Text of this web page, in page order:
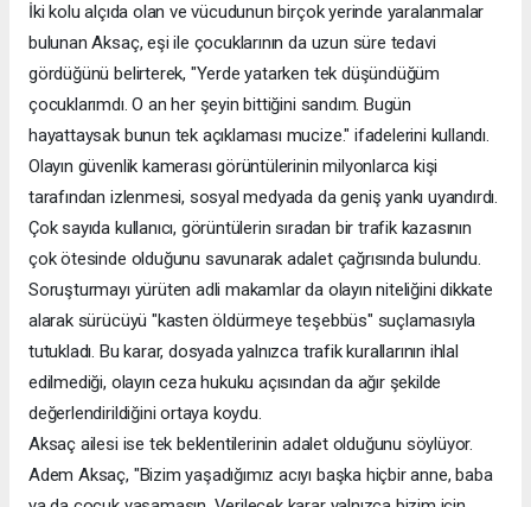
İki kolu alçıda olan ve vücudunun birçok yerinde yaralanmalar
bulunan Aksaç, eşi ile çocuklarının da uzun süre tedavi
gördüğünü belirterek, "Yerde yatarken tek düşündüğüm
çocuklarımdı. O an her şeyin bittiğini sandım. Bugün
hayattaysak bunun tek açıklaması mucize." ifadelerini kullandı.
Olayın güvenlik kamerası görüntülerinin milyonlarca kişi
tarafından izlenmesi, sosyal medyada da geniş yankı uyandırdı.
Çok sayıda kullanıcı, görüntülerin sıradan bir trafik kazasının
çok ötesinde olduğunu savunarak adalet çağrısında bulundu.
Soruşturmayı yürüten adli makamlar da olayın niteliğini dikkate
alarak sürücüyü "kasten öldürmeye teşebbüs" suçlamasıyla
tutukladı. Bu karar, dosyada yalnızca trafik kurallarının ihlal
edilmediği, olayın ceza hukuku açısından da ağır şekilde
değerlendirildiğini ortaya koydu.
Aksaç ailesi ise tek beklentilerinin adalet olduğunu söylüyor.
Adem Aksaç, "Bizim yaşadığımız acıyı başka hiçbir anne, baba